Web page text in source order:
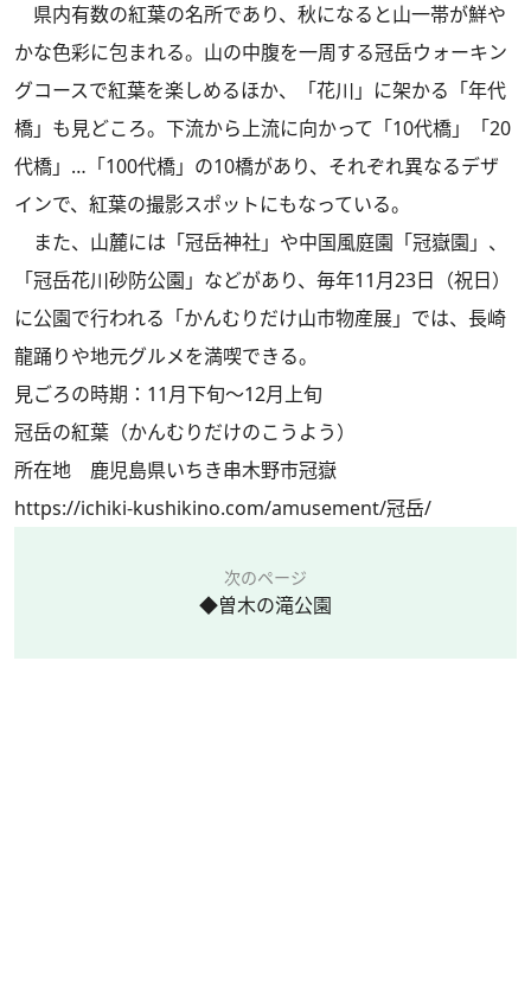
県内有数の紅葉の名所であり、秋になると山一帯が鮮や
かな色彩に包まれる。山の中腹を一周する冠岳ウォーキン
グコースで紅葉を楽しめるほか、「花川」に架かる「年代
橋」も見どころ。下流から上流に向かって「10代橋」「20
代橋」…「100代橋」の10橋があり、それぞれ異なるデザ
インで、紅葉の撮影スポットにもなっている。
また、山麓には「冠岳神社」や中国風庭園「冠嶽園」、
「冠岳花川砂防公園」などがあり、毎年11月23日（祝日）
に公園で行われる「かんむりだけ山市物産展」では、長崎
龍踊りや地元グルメを満喫できる。
見ごろの時期：11月下旬～12月上旬
冠岳の紅葉（かんむりだけのこうよう）
所在地 鹿児島県いちき串木野市冠嶽
https://ichiki-kushikino.com/amusement/冠岳/
次のページ
◆曽木の滝公園